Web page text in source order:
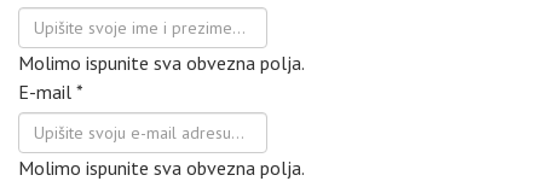
Molimo ispunite sva obvezna polja.
E-mail *
Molimo ispunite sva obvezna polja.